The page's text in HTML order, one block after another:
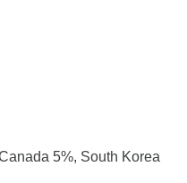
5%, South Korea